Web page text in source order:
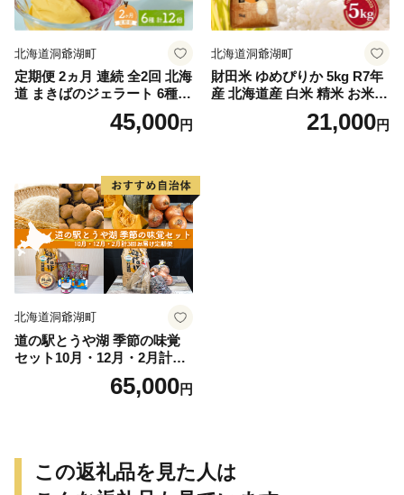
北海道洞爺湖町
定期便 2ヵ月 連続 全2回 北海
道 まきばのジェラート 6種
各2個 計12個 セット ジェラ
ート ミルク 赤しそ カムイミ
ム 保存料不使用 シャーベッ
ト アイス 牛乳 送料無料
45,000円
北海道洞爺湖町
財田米 ゆめぴりか 5kg R7年
産 北海道産 白米 精米 お米
コメ こめ ライス おにぎり ご
飯 国産 炊き立て 自炊 人気
21,000円
北海道洞爺湖町
道の駅とうや湖 季節の味覚
セット10月・12月・2月計3回
お届け定期便 野菜 ゆめぴり
か 北海道 洞爺湖町 秋の味覚
65,000円
この返礼品を見た人は